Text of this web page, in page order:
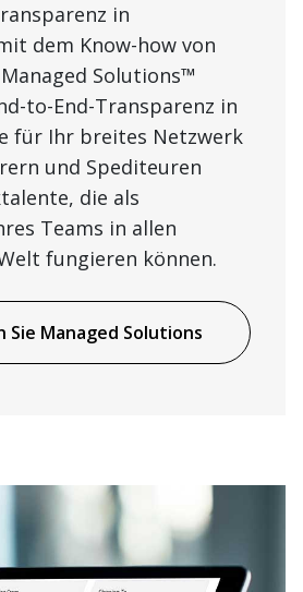
in
dem Know-how von
Solutions™
to-End-Transparenz in
für Ihr breites Netzwerk
und Spediteuren
die als
Teams in allen
fungieren können.
Sie Managed Solutions